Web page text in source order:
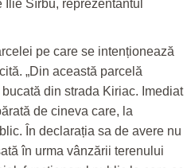
Sîrbu, reprezentantul
pe care se intenționează
„Din această parcelă
din strada Kiriac. Imediat
de cineva care, la
În declarația sa de avere nu
în urma vânzării terenului